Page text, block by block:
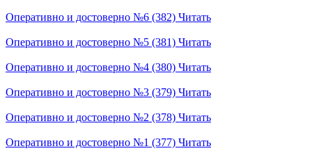
Оперативно и достоверно №6 (382) Читать
Оперативно и достоверно №5 (381) Читать
Оперативно и достоверно №4 (380) Читать
Оперативно и достоверно №3 (379) Читать
Оперативно и достоверно №2 (378) Читать
Оперативно и достоверно №1 (377) Читать